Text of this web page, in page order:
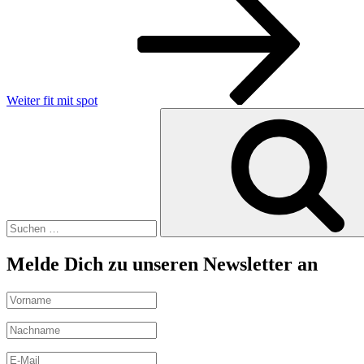
Weiter fit mit spot
Melde Dich zu unseren Newsletter an